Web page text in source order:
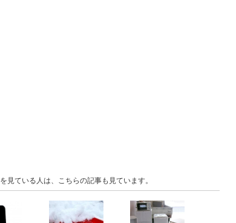
見ている人は、こちらの記事も見ています。